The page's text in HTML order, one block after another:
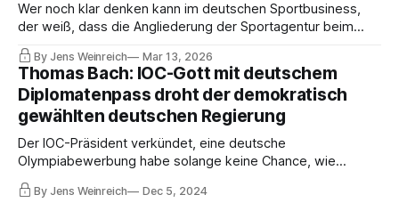
Wer noch klar denken kann im deutschen Sportbusiness,
der weiß, dass die Angliederung der Sportagentur beim
DOSB der Bankrott angeblicher Reformen wäre. Es ist das
Top-Thema derzeit. Die Geschichte hat das Zeug,
Münchens Olympiabewerbung nachhaltig zu beschädigen.
Hat Markus Söder sich übernommen?
By Jens Weinreich Mar 13, 2026
Thomas Bach: IOC-Gott mit deutschem
Diplomatenpass droht der demokratisch
gewählten deutschen Regierung
Der IOC-Präsident verkündet, eine deutsche
Olympiabewerbung habe solange keine Chance, wie
Deutschland sich nicht den IOC-Forderungen unterwerfe
und den Staatssportlern Wladimir Putins volle
By Jens Weinreich Dec 5, 2024